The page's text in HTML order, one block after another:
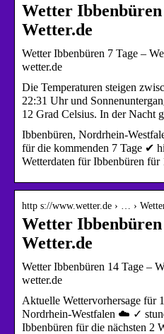
Wetter Ibbenbüren
Wetter.de
Wetter Ibbenbüren 7 Tage –
wetter.de
Die Temperaturen steigen
22:31 Uhr und
12 Grad Celsius. In der Nacht
Ibbenbüren, Nordrhein-
für die kommenden 7 Tage ✔
Wetterdaten für Ibbenbüren
http s://www.wetter.de › … ›
Wetter Ibbenbüren
Wetter.de
Wetter Ibbenbüren 14 Tage –
wetter.de
Aktuelle Wettervorhersage für
Nordrhein-Westfalen ☁️ ✓
Ibbenbüren für die nächsten 2